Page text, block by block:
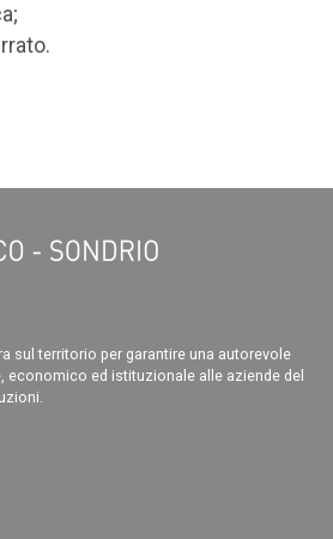
sul territorio per garantire una autorevole
economico ed istituzionale alle aziende del